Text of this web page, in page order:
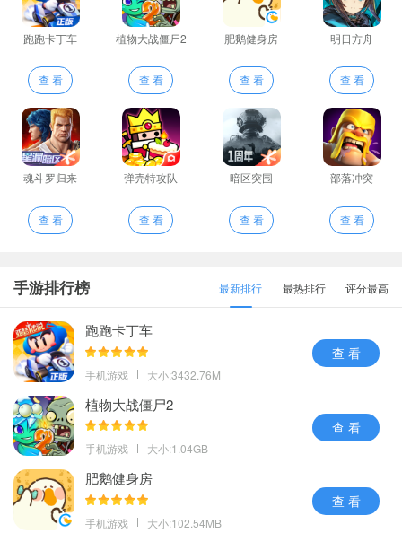
跑跑卡丁车
查 看
植物大战僵尸2
查 看
肥鹅健身房
查 看
明日方舟
查 看
魂斗罗归来
查 看
弹壳特攻队
查 看
暗区突围
查 看
部落冲突
查 看
手游排行榜 最新排行 最热排行 评分最高
跑跑卡丁车
手机游戏 大小:3432.76M
查 看
植物大战僵尸2
手机游戏 大小:1.04GB
查 看
肥鹅健身房
手机游戏 大小:102.54MB
查 看